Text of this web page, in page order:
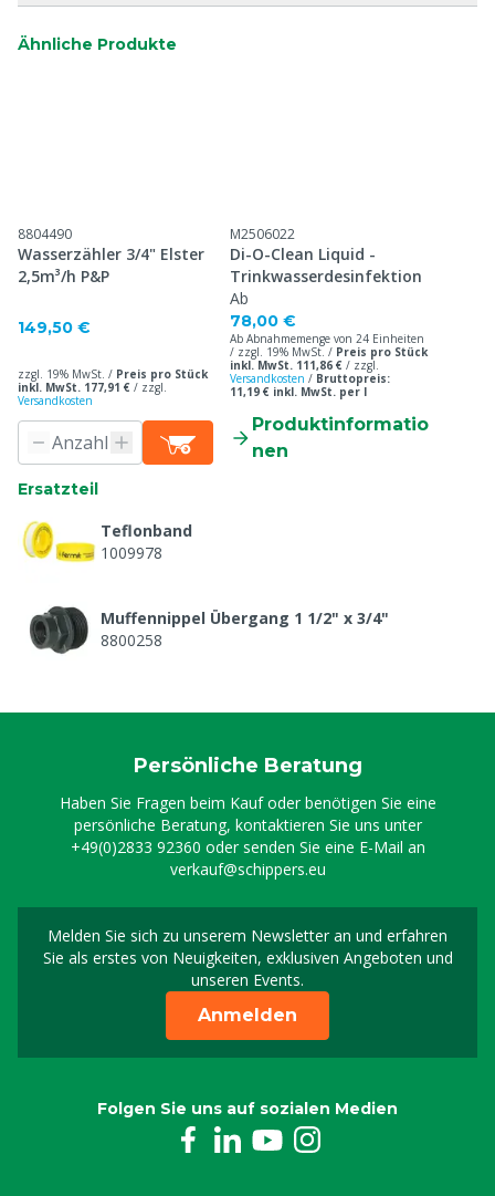
Ähnliche Produkte
8804490
Wasserzähler 3/4" Elster
2,5m³/h P&P
149,50 €
zzgl. 19% MwSt. / Preis pro Stück
inkl. MwSt. 177,91 € / zzgl.
Versandkosten
M2506022
Di-O-Clean Liquid -
Trinkwasserdesinfektion
Ab
78,00 €
Ab Abnahmemenge von 24 Einheiten
/ zzgl. 19% MwSt. / Preis pro Stück
inkl. MwSt. 111,86 € / zzgl.
Versandkosten / Bruttopreis:
11,19 € inkl. MwSt. per l
Produktinformatio
nen
Ersatzteil
Teflonband
1009978
Muffennippel Übergang 1 1/2" x 3/4"
8800258
Digi Doser Ablauf, PVC, 2,5 m³/Std.
8800267
Trockenlaufschutz Lasp 72 cm Digi Doser
Ansaugschlauch 2 m 8x12 Digi Doser
Pumpe Di-O-Clean, 2,7 L, 8 bar P&P
Pumpe General, 30 L, 3 bar P&P
Persönliche Beratung
Haben Sie Fragen beim Kauf oder benötigen Sie eine
persönliche Beratung, kontaktieren Sie uns unter
+49(0)2833 92360 oder senden Sie eine E-Mail an
verkauf@schippers.eu
Melden Sie sich zu unserem Newsletter an und erfahren
Sie als erstes von Neuigkeiten, exklusiven Angeboten und
unseren Events.
Melden Sie sich für
Anmelden
Folgen Sie uns auf sozialen Medien